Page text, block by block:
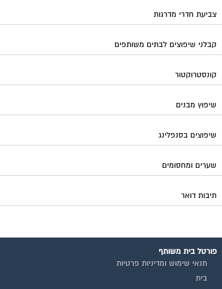
צביעת חדרי מדרגות
קבלני שיפוצים לבתים משותפים
קונסטרוקטור
שיפוץ מבנים
שיפוצים בסנפלינג
שערים ומחסומים
תיבות דואר
פורטל בית משותף
תנאי שימוש ומדיניות פרטיות
בית